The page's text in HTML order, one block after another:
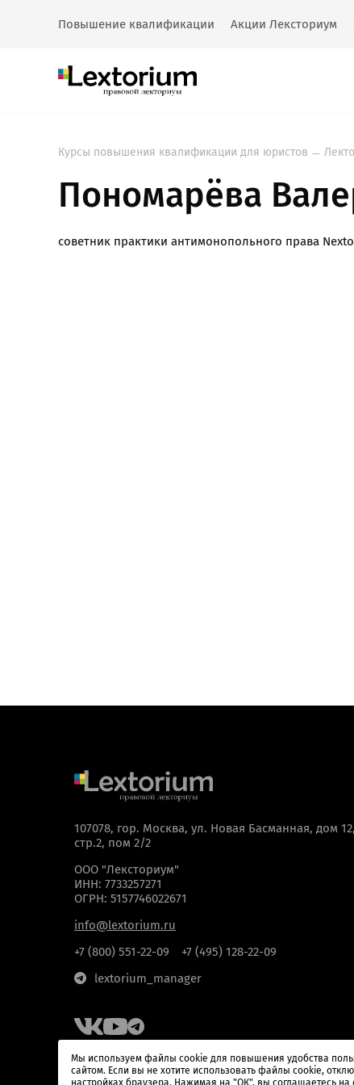
Повышение квалификации Акции Лексториум
Курсы повышения квалификации для юристов
Пономарёва
советник практики антимонопольного права
Мы используем файлы cookie для повышения удобства
сайтом. Если вы не хотите использовать файлы cookie,
настройках браузера. Нажимая на "ОК", вы соглашаетесь на
Возникли
или
Нажимая кнопку
107078, гор. Москва, ул. Новая Басманная, дом 12,
стр.2, пом 2/2
ООО "Лексториум"
ИНН: 7733257271
ОГРН: 5157746022671
info@lextorium.ru
+7 (800) 551-22-09
+7 (495) 128-22-09
lextorium_manager